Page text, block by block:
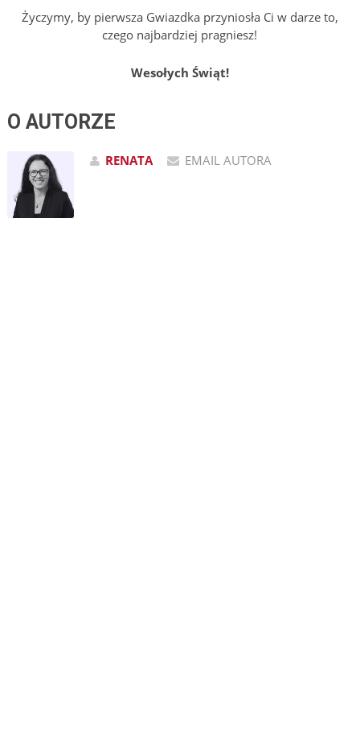
Życzymy, by pierwsza Gwiazdka przyniosła Ci w darze to,
czego najbardziej pragniesz!
Wesołych Świąt!
O AUTORZE
RENATA EMAIL AUTORA